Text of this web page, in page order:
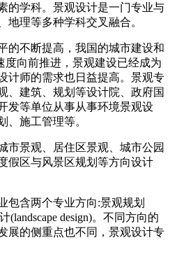
的学科。景观设计是一门专业与
地理等多种学科交叉融合。
的不断提高，我国的城市建设和
度向前推进，景观建设已经成为
计师的需求也日益提高。景观专
、建筑、规划等设计院、政府国
发等单位从事从事环境景观设
、施工管理等。
市景观、居住区景观、城市公园
假区与风景区规划等方向设计
包含两个专业方向:景观规划
(landscape design)。不同方向的
展的侧重点也不同，景观设计专